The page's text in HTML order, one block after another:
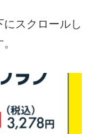
スクロールし